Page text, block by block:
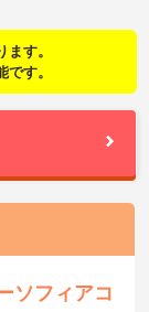
す。
す。
ソフィアコ